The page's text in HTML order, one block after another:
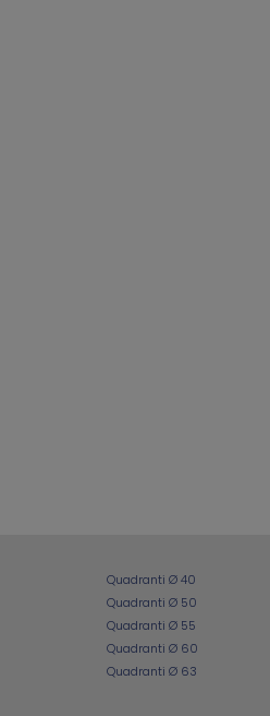
Quadranti Ø 40
Quadranti Ø 50
Quadranti Ø 55
Quadranti Ø 60
Quadranti Ø 63